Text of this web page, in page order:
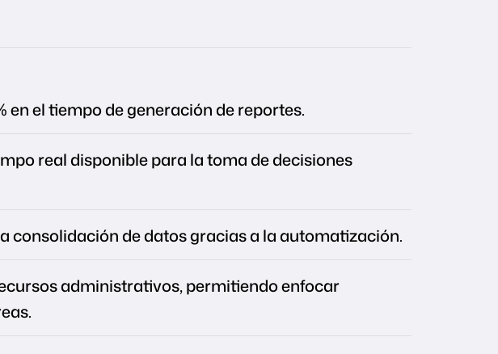
en el tiempo de generación de reportes.
real disponible para la toma de decisiones
consolidación de datos gracias a la automatización.
administrativos, permitiendo enfocar